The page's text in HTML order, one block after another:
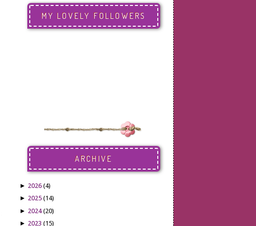
MY LOVELY FOLLOWERS
ARCHIVE
► 2026 (4)
► 2025 (14)
► 2024 (20)
► 2023 (15)